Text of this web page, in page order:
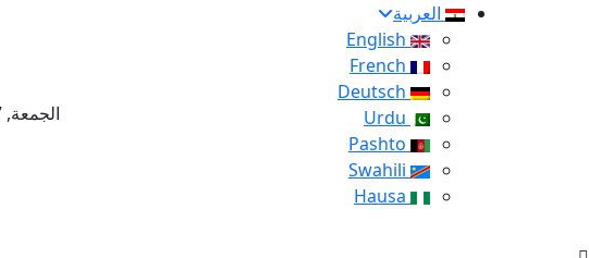
العربية
الجمعة, 07 أغسطس 2026 – 24 صفر 1448 هـ